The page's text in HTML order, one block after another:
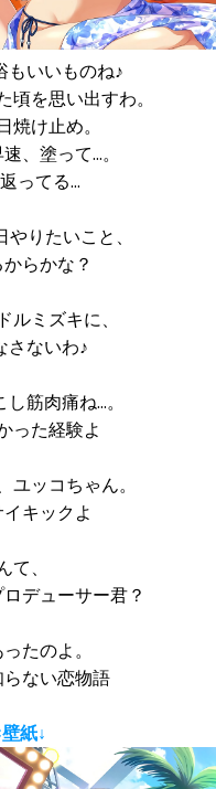
もいいものね♪
を思い出すわ。
け止め。
、塗って…。
ってる…
りたいこと、
らかな？
ミズキに、
さないわ♪
筋肉痛ね…。
った経験よ
ッコちゃん。
キックよ
、
デューサー君？
たのよ。
ない恋物語
紙↓